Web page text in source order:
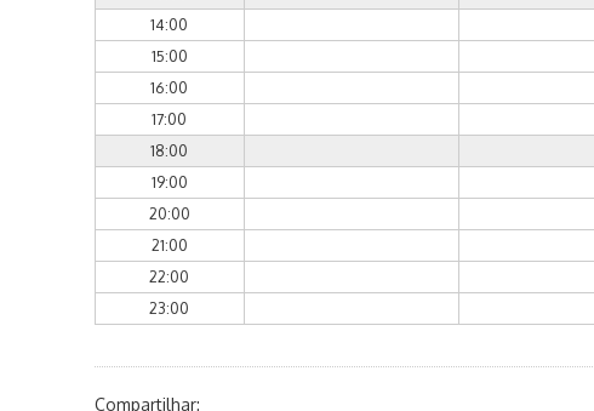
14:00
15:00
16:00
17:00
18:00
19:00
20:00
21:00
22:00
23:00
Compartilhar: